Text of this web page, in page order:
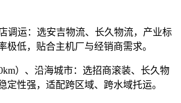
调运：选安吉物流、长久物流，产业标
极低，贴合主机厂与经销商需求。
）、沿海城市：选招商滚装、长久物
定性强，适配跨区域、跨水域托运。